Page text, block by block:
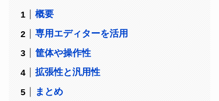
概要
専用エディターを活用
筐体や操作性
拡張性と汎用性
まとめ